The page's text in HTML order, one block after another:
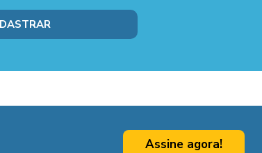
Assine agora!